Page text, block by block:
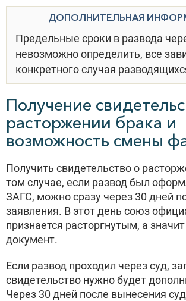
ДОПОЛНИТЕЛЬНАЯ
Предельные сроки в развода
невозможно определить, все
конкретного случая
Получение
расторжении брака и
возможность смены
Получить свидетельство о
том случае, если развод был
ЗАГС, можно сразу через 30 дней
заявления. В этот день союз
признается расторгнутым, а
документ.
Если развод проходил через суд,
свидетельство нужно будет
Через 30 дней после вынесения